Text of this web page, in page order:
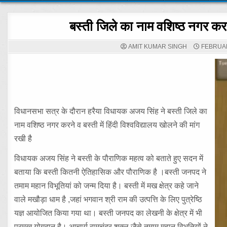
बस्ती जिले का नाम वशिष्ठ नगर
AMIT KUMAR SINGH
विधानसभा सत्र के दौरान हरैया विधायक अजय सिंह ने बस्ती जिले का
नाम वशिष्ठ नगर करने व बस्ती में हिंदी विश्वविद्यालय खोलने की मांग
रखी है
विधायक अजय सिंह ने बस्ती के पौराणिक महत्व को बताते हुए सदन में
बताया कि बस्ती कितनी ऐतिहासिक और पौराणिक है ।बस्ती जनपद ने
तमाम महान विभूतियां को जन्म दिया है। बस्ती में मख क्षेत्र कहे जाने
वाले मखौड़ा धाम है ,जहां भगवान श्री राम की उत्पत्ति के लिए पुत्रेष्ठि
यज्ञ आयोजित किया गया था। बस्ती जनपद का लेखनी के क्षेत्र में भी